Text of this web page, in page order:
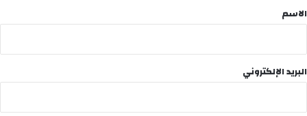
*
الاسم
البريد الإلكتروني